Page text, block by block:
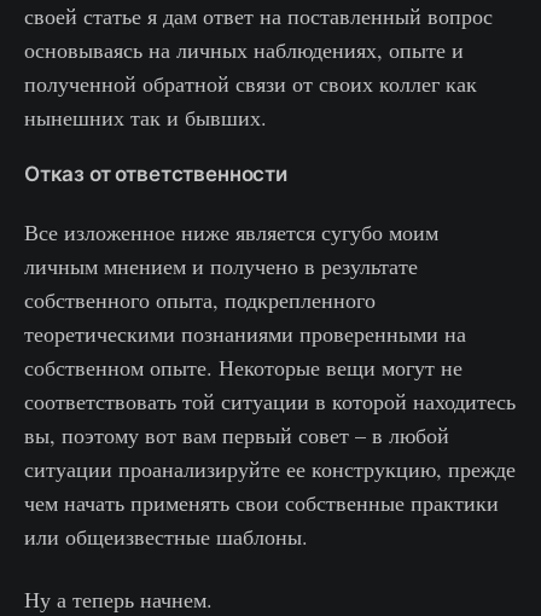
своей статье я дам ответ на поставленный вопрос
основываясь на личных наблюдениях, опыте и
полученной обратной связи от своих коллег как
нынешних так и бывших.
Отказ от ответственности
Все изложенное ниже является сугубо моим
личным мнением и получено в результате
собственного опыта, подкрепленного
теоретическими познаниями проверенными на
собственном опыте. Некоторые вещи могут не
соответствовать той ситуации в которой находитесь
вы, поэтому вот вам первый совет – в любой
ситуации проанализируйте ее конструкцию, прежде
чем начать применять свои собственные практики
или общеизвестные шаблоны.
Ну а теперь начнем.